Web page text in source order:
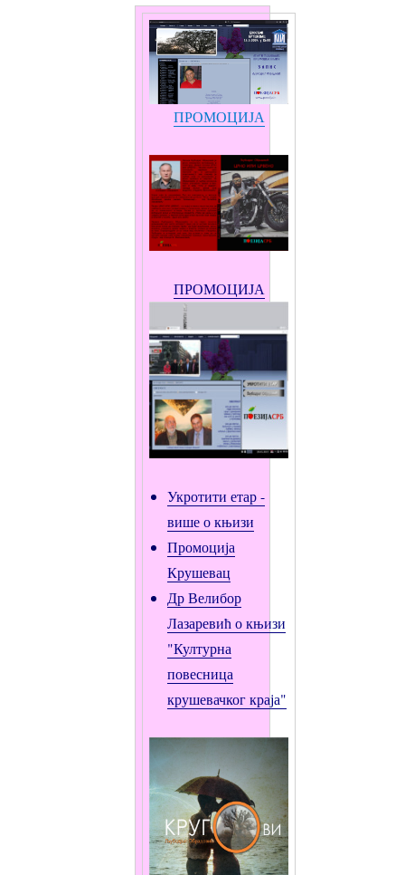
ПРОМОЦИЈА
ПРОМОЦИЈА
Укротити етар -
више о књизи
Промоција
Крушевац
Др Велибор
Лазаревић о књизи
"Културна
повесница
крушевачког краја"